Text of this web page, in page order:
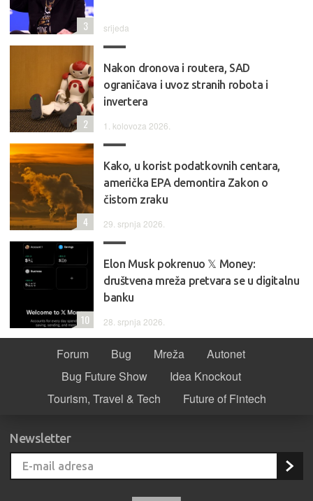
srijeda
3
Nakon dronova i routera, SAD
ograničava i uvoz stranih robota i
invertera
1. kolovoza 2026.
2
Kako, u korist podatkovnih centara,
američka EPA demontira Zakon o
čistom zraku
29. srpnja 2026.
4
Elon Musk pokrenuo 𝕏 Money:
društvena mreža pretvara se u digitalnu
banku
28. srpnja 2026.
10
Forum Bug Mreža
Autonet
Bug Future Show
Idea Knockout
Tourism, Travel & Tech
Future of Fintech
Newsletter